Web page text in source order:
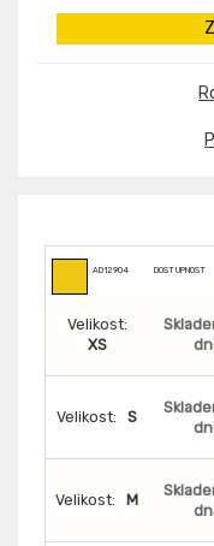
AD12904 DOSTUPNOST
Velikost:
XS
Velikost: S
Velikost: M